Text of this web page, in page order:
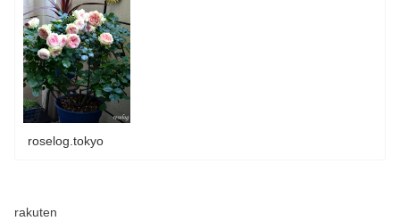
roselog.tokyo
rakuten